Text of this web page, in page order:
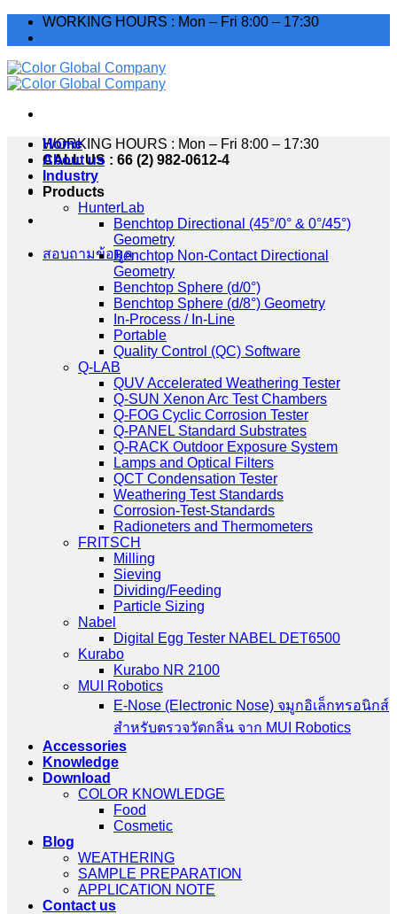
Skip
WORKING HOURS : Mon – Fri 8:00 – 17:30
WORKING HOURS : Mon – Fri 8:00 – 17:30
CALL US : 66 (2) 982-0612-4
สอบถามข้อมูล
Home
About us
Industry
Products
HunterLab
Benchtop Directional (45°/0° & 0°/45°)
Geometry
Benchtop Non-Contact Directional
Geometry
Benchtop Sphere (d/0°)
Benchtop Sphere (d/8°) Geometry
In-Process / In-Line
Portable
Quality Control (QC) Software
Q-LAB
QUV Accelerated Weathering Tester
Q-SUN Xenon Arc Test Chambers
Q-FOG Cyclic Corrosion Tester
Q-PANEL Standard Substrates
Q-RACK Outdoor Exposure System
Lamps and Optical Filters
QCT Condensation Tester
Weathering Test Standards
Corrosion-Test-Standards
Radioneters and Thermometers
FRITSCH
Milling
Sieving
Dividing/Feeding
Particle Sizing
Nabel
Digital Egg Tester NABEL DET6500
Kurabo
Kurabo NR 2100
MUI Robotics
E‑Nose (Electronic Nose) จมูกอิเล็กทรอนิกส์
สำหรับตรวจวัดกลิ่น จาก MUI Robotics
Accessories
Knowledge
Download
COLOR KNOWLEDGE
Food
Cosmetic
Blog
WEATHERING
SAMPLE PREPARATION
APPLICATION NOTE
Contact us